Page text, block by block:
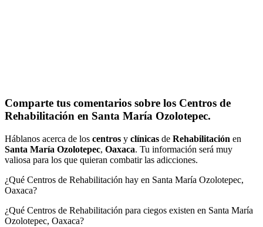
Comparte tus comentarios sobre los Centros de
Rehabilitación en Santa María Ozolotepec.
Háblanos acerca de los centros y clínicas de Rehabilitación en
Santa María Ozolotepec, Oaxaca. Tu información será muy
valiosa para los que quieran combatir las adicciones.
¿Qué Centros de Rehabilitación hay en Santa María Ozolotepec,
Oaxaca?
¿Qué Centros de Rehabilitación para ciegos existen en Santa María
Ozolotepec, Oaxaca?